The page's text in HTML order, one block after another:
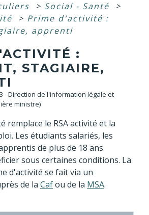
> Social - Santé
>
> Prime d'activité :
apprenti
:
STAGIAIRE,
- Direction de l'information légale et
ministre)
remplace le RSA activité et la
Les étudiants salariés, les
de plus de 18 ans
sous certaines conditions. La
d'activité se fait via un
de la Cafou de la MSA.